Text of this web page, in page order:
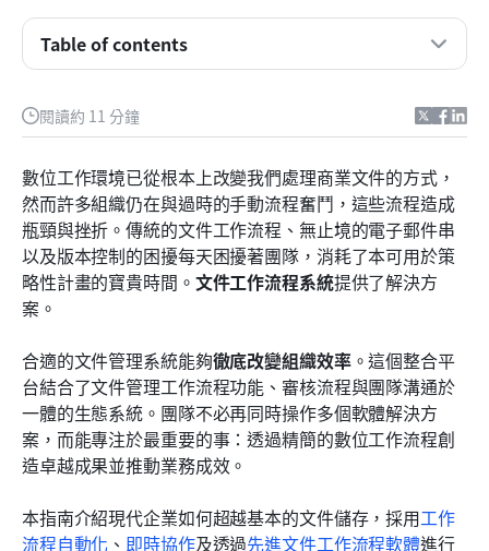
閱讀約 11 分鐘
數位工作環境已從根本上改變我們處理商業文件的方式，
然而許多組織仍在與過時的手動流程奮鬥，這些流程造成
瓶頸與挫折。傳統的文件工作流程、無止境的電子郵件串
以及版本控制的困擾每天困擾著團隊，消耗了本可用於策
略性計畫的寶貴時間。 文件工作流程系統提供了解決方
案。
合適的文件管理系統能夠徹底改變組織效率。這個整合平
台結合了文件管理工作流程功能、審核流程與團隊溝通於
一體的生態系統。團隊不必再同時操作多個軟體解決方
案，而能專注於最重要的事：透過精簡的數位工作流程創
造卓越成果並推動業務成效。
本指南介紹現代企業如何超越基本的文件儲存，採用工作
流程自動化 、 即時協作及透過先進文件工作流程軟體進行
Table of contents
什麼是文件工作流程系統以及它為何重要
為什麼傳統文件管理無法滿足現代團隊的需求
現代系統的先進功能使其與眾不同
成功實施文件工作流程系統的方法
為什麼 Lark 重新定義了文件工作流程系統的體驗
文件工作流程自動化的未來
結論
常見問題
相關閱讀